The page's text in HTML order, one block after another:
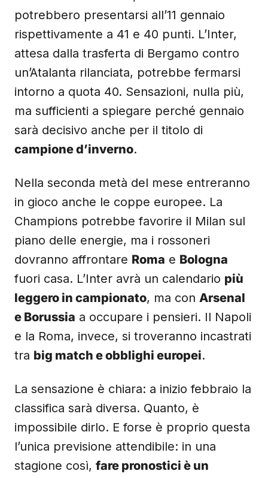
potrebbero presentarsi all’11 gennaio
rispettivamente a 41 e 40 punti. L’Inter,
attesa dalla trasferta di Bergamo contro
un’Atalanta rilanciata, potrebbe fermarsi
intorno a quota 40. Sensazioni, nulla più,
ma sufficienti a spiegare perché gennaio
sarà decisivo anche per il titolo di
campione d’inverno.
Nella seconda metà del mese entreranno
in gioco anche le coppe europee. La
Champions potrebbe favorire il Milan sul
piano delle energie, ma i rossoneri
dovranno affrontare Roma e Bologna
fuori casa. L’Inter avrà un calendario più
leggero in campionato, ma con Arsenal
e Borussia a occupare i pensieri. Il Napoli
e la Roma, invece, si troveranno incastrati
tra big match e obblighi europei.
La sensazione è chiara: a inizio febbraio la
classifica sarà diversa. Quanto, è
impossibile dirlo. E forse è proprio questa
l’unica previsione attendibile: in una
stagione così, fare pronostici è un